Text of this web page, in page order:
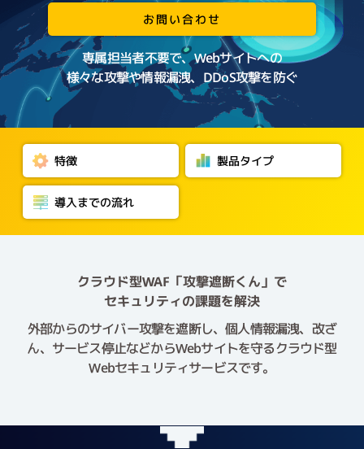
お問い合わせ
専属担当者不要で、Webサイトへの
様々な攻撃や情報漏洩、DDoS攻撃を防ぐ
特徴 製品タイプ
導入までの流れ
クラウド型WAF「攻撃遮断くん」で
セキュリティの課題を解決
外部からのサイバー攻撃を遮断し、個人情報漏洩、改ざ
ん、サービス停止などからWebサイトを守るクラウド型
Webセキュリティサービスです。